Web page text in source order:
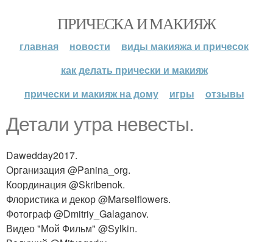
ПРИЧЕСКА И МАКИЯЖ
главная новости
виды макияжа и причесок
как делать прически и макияж
прически и макияж на дому
игры отзывы
Детали утра невесты.
Dawedday2017.
Организация @Panina_org.
Координация @Skribenok.
Флористика и декор @Marselflowers.
Фотограф @Dmitriy_Galaganov.
Видео "Мой Фильм" @Sylkin.